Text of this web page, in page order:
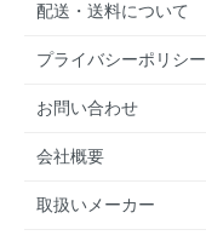
配送・送料について
プライバシーポリシー
お問い合わせ
会社概要
取扱いメーカー